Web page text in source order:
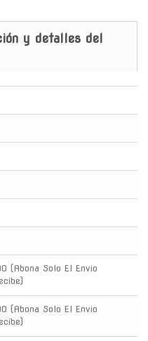
y detalles del
(Abona Solo El Envio
(Abona Solo El Envio